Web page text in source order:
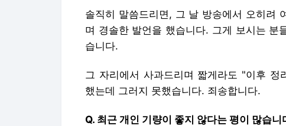
솔직히 말씀드리면, 그 날 방송에서 오히려
며 경솔한 발언을 했습니다. 그게 보시는 분
습니다.
그 자리에서 사과드리며 짧게라도 "이후 정
했는데 그러지 못했습니다. 죄송합니다.
Q. 최근 개인 기량이 좋지 않다는 평이 많습